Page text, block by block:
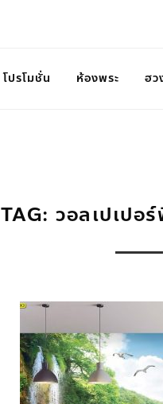
โปรโมชั่น ห้องพระ ฮว
TAG: วอลเปเปอ